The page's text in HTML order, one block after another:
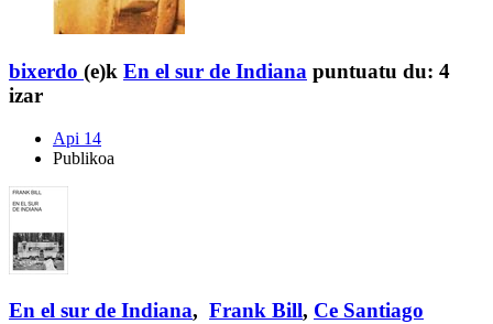
bixerdo (e)k En el sur de Indiana puntuatu du: 4
izar
Api 14
Publikoa
En el sur de Indiana, Frank Bill, Ce Santiago